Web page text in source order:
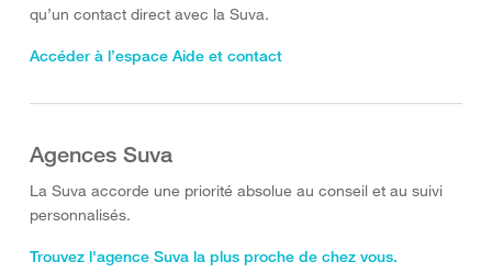
qu’un contact direct avec la Suva.
Accéder à l’espace Aide et contact
Agences Suva
La Suva accorde une priorité absolue au conseil et au suivi
personnalisés.
Trouvez l'agence Suva la plus proche de chez vous.